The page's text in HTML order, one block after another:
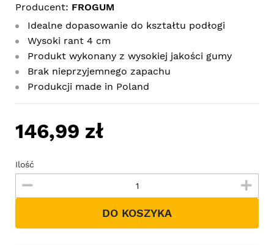
Producent: FROGUM
Idealne dopasowanie do kształtu podłogi
Wysoki rant 4 cm
Produkt wykonany z wysokiej jakości gumy
Brak nieprzyjemnego zapachu
Produkcji made in Poland
146,99 zł
Ilość
DO KOSZYKA